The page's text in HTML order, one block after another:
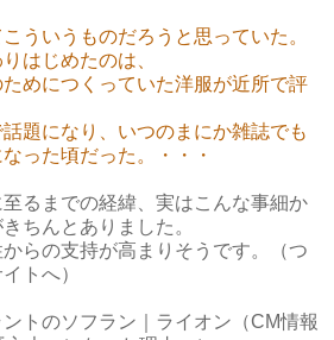
いうものだろうと思っていた。
じめたのは、
につくっていた洋服が近所で評
になり、いつのまにか雑誌でも
った頃だった。・・・
るまでの経緯、実はこんな事細か
ちんとありました。
らの支持が高まりそうです。（つ
トへ）
のソフラン｜ライオン（CM情報